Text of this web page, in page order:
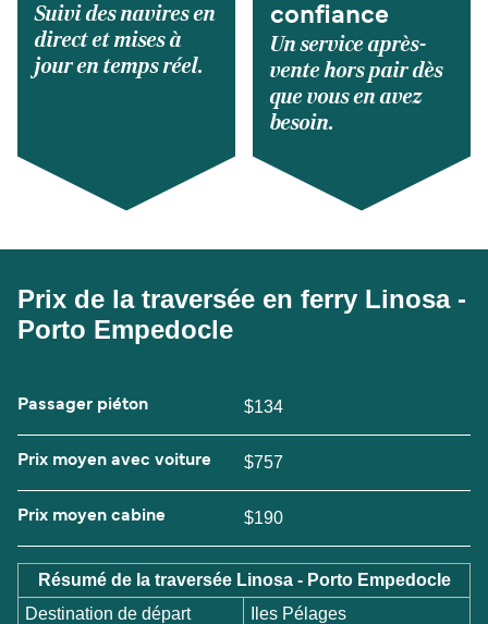
Suivi des navires en
direct et mises à
jour en temps réel.
confiance
Un service après-
vente hors pair dès
que vous en avez
besoin.
Prix de la traversée en ferry Linosa -
Porto Empedocle
Passager piéton $134
Prix moyen avec voiture $757
Prix moyen cabine $190
Résumé de la traversée Linosa - Porto Empedocle
Destination de départ
Iles Pélages